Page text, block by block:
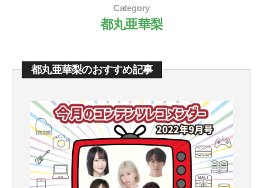
インタビュー
コラム
インタビュー
コラム
Category
都丸亜華梨
都丸亜華梨のおすすめ記事